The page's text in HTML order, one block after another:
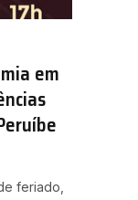
em
feriado,